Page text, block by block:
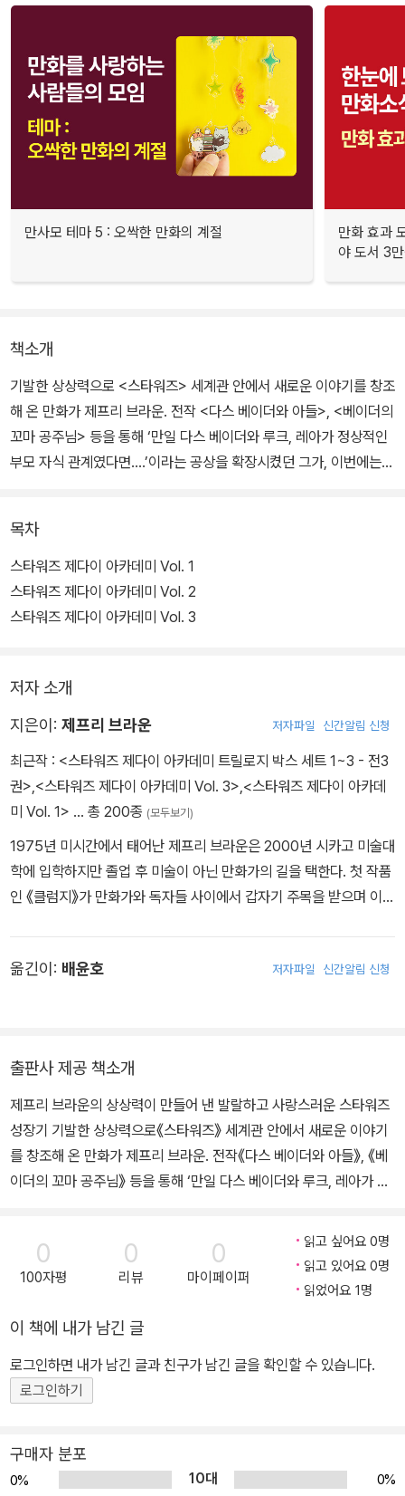
만사모 테마 5 : 오싹한 만화의 계절
만화 효과
야 도서 3
책소개
기발한 상상력으로 <스타워즈> 세계관 안에서 새로운 이야기를 창조
해 온 만화가 제프리 브라운. 전작 <다스 베이더와 아들>, <베이더의
꼬마 공주님> 등을 통해 ‘만일 다스 베이더와 루크, 레아가 정상적인
부모 자식 관계였다면….’이라는 공상을 확장시켰던 그가, 이번에는 <
<스타워즈: 제다이 아카데미> 시리즈는 한 사람의 어엿한 제다이가
되기 위해 한자리에 모인 중학생들의 학교생활을 그린다. Vol. 1, 2, 3
은 각각 1, 2, 3학년에 해당하며, 해가 갈수록 성장해 가는 주인공 론
목차
스타워즈 제다이 아카데미 Vol. 1
스타워즈 제다이 아카데미 Vol. 2
스타워즈 제다이 아카데미 Vol. 3
저자 소개
지은이: 제프리 브라운 저자파일 신간알림 신청
최근작 : <스타워즈 제다이 아카데미 트릴로지 박스 세트 1~3 - 전3
권>,<스타워즈 제다이 아카데미 Vol. 3>,<스타워즈 제다이 아카데
미 Vol. 1> … 총 200종 (모두보기)
1975년 미시간에서 태어난 제프리 브라운은 2000년 시카고 미술대
학에 입학하지만 졸업 후 미술이 아닌 만화가의 길을 택한다. 첫 작품
인 《클럼지》가 만화가와 독자들 사이에서 갑자기 주목을 받으며 이름
그림을 그리고 글을 쓰며, 독특한 화풍을 통해 그가 묘사하는 상황의
께 시카고에 산다.
옮긴이: 배윤호 저자파일 신간알림 신청
출판사 제공 책소개
제프리 브라운의 상상력이 만들어 낸 발랄하고 사랑스러운 스타워즈
성장기 기발한 상상력으로《스타워즈》 세계관 안에서 새로운 이야기
를 창조해 온 만화가 제프리 브라운. 전작《다스 베이더와 아들》, 《베
이더의 꼬마 공주님》 등을 통해 ‘만일 다스 베이더와 루크, 레아가 정
번에는《스타워즈》 속 제다이를 양성하는 학교가 있었다면 과연 어떤
모습이었을지 놀랍도록 유쾌하게 그려 낸다. 《스타워즈》에서 제다이
란 ‘은하계의 정의와 평화를 수호하기 위해 싸우는 외교관 전사’이며,
다.《스타워즈 : 제다이 아카데미》시리즈는 한 사람의 어엿한 제다이
가 되기 위해 한자리에 모인 중학생들의 학교생활을 그린다. Vol. 1,
2, 3은 각각 1, 2, 3학년에 해당하며, 해가 갈수록 성장해 가는 주인공
론과 친구들의 모습을 보며 우리 모두가 한 번은 지나온 시절을 떠올
제다이가 되기 위한 새출발! 행성 타투인 출신의 소년 론 노바체즈. 론
은 아버지와 형처럼 파일럿이 되길 꿈꾸며 평생을 살아 왔지만, 문제
0
100자평
0
리뷰
0
마이페이퍼
읽고 싶어요 0명
읽고 있어요 0명
읽었어요 1명
이 책에 내가 남긴 글
로그인하면 내가 남긴 글과 친구가 남긴 글을 확인할 수 있습니다.
로그인하기
구매자 분포
0% 10대
0%